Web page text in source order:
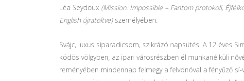
Léa Seydoux (Mission: Impossible – Fantom protokoll,
English újratöltve)személyében.
Svájc, luxus síparadicsom, szikrázó napsütés. A 12 éves
ködös völgyben, az ipari városrészben él munkanélküli
reményében mindennap felmegy a felvonóval a fényűző